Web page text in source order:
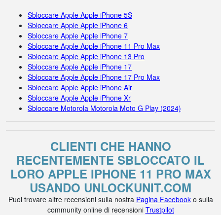
Sbloccare Apple Apple iPhone 5S
Sbloccare Apple Apple iPhone 6
Sbloccare Apple Apple iPhone 7
Sbloccare Apple Apple iPhone 11 Pro Max
Sbloccare Apple Apple iPhone 13 Pro
Sbloccare Apple Apple iPhone 17
Sbloccare Apple Apple iPhone 17 Pro Max
Sbloccare Apple Apple iPhone Air
Sbloccare Apple Apple iPhone Xr
Sbloccare Motorola Motorola Moto G Play (2024)
CLIENTI CHE HANNO
RECENTEMENTE SBLOCCATO IL
LORO APPLE IPHONE 11 PRO MAX
USANDO UNLOCKUNIT.COM
Puoi trovare altre recensioni sulla nostra Pagina Facebooko sulla
community online di recensioni Trustpilot